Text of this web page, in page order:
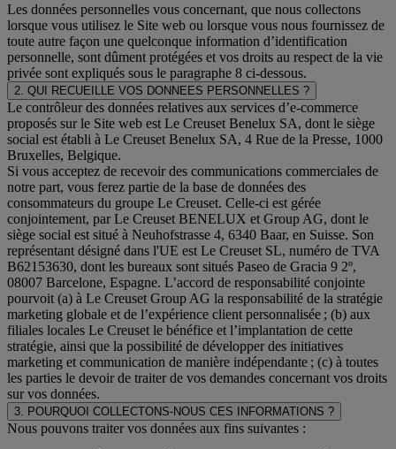
Les données personnelles vous concernant, que nous collectons
lorsque vous utilisez le Site web ou lorsque vous nous fournissez de
toute autre façon une quelconque information d’identification
personnelle, sont dûment protégées et vos droits au respect de la vie
privée sont expliqués sous le paragraphe 8 ci-dessous.
2. QUI RECUEILLE VOS DONNEES PERSONNELLES ?
Le contrôleur des données relatives aux services d’e-commerce
proposés sur le Site web est Le Creuset Benelux SA, dont le siège
social est établi à Le Creuset Benelux SA, 4 Rue de la Presse, 1000
Bruxelles, Belgique.
Si vous acceptez de recevoir des communications commerciales de
notre part, vous ferez partie de la base de données des
consommateurs du groupe Le Creuset. Celle-ci est gérée
conjointement, par Le Creuset BENELUX et Group AG, dont le
siège social est situé à Neuhofstrasse 4, 6340 Baar, en Suisse. Son
représentant désigné dans l'UE est Le Creuset SL, numéro de TVA
B62153630, dont les bureaux sont situés Paseo de Gracia 9 2º,
08007 Barcelone, Espagne. L’accord de responsabilité conjointe
pourvoit (a) à Le Creuset Group AG la responsabilité de la stratégie
marketing globale et de l’expérience client personnalisée ; (b) aux
filiales locales Le Creuset le bénéfice et l’implantation de cette
stratégie, ainsi que la possibilité de développer des initiatives
marketing et communication de manière indépendante ; (c) à toutes
les parties le devoir de traiter de vos demandes concernant vos droits
sur vos données.
3. POURQUOI COLLECTONS-NOUS CES INFORMATIONS ?
Nous pouvons traiter vos données aux fins suivantes :